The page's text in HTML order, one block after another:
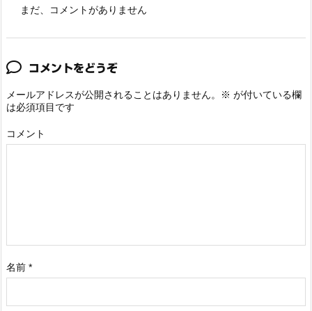
まだ、コメントがありません
コメントをどうぞ
メールアドレスが公開されることはありません。 ※ が付いている欄
は必須項目です
コメント
名前 *